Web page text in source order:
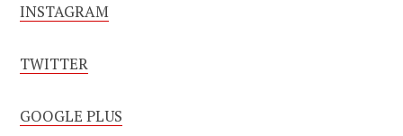
INSTAGRAM
TWITTER
GOOGLE PLUS